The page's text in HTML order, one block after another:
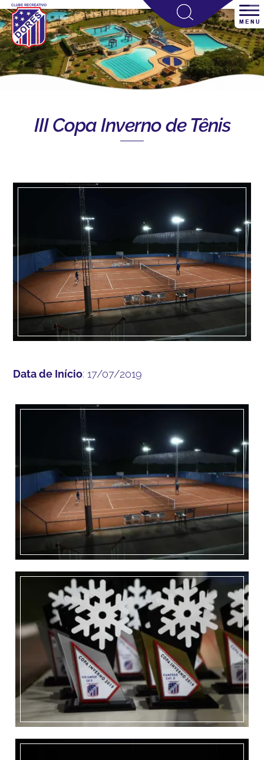
III Copa Inverno de Tênis
Data de Início: 17/07/2019